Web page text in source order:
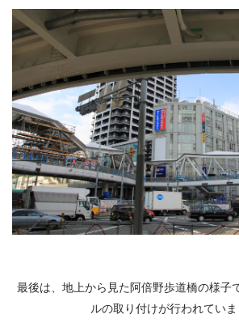
最後は、地上から見た阿倍野歩道橋の様子
ルの取り付けが行われていま